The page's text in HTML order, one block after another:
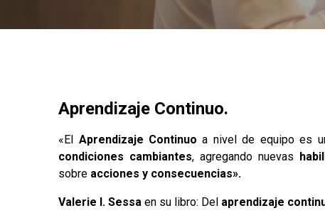
Aprendizaje Continuo.
«El Aprendizaje Continuo a nivel de equipo es
condiciones cambiantes, agregando nuevas
sobre acciones y consecuencias».
Valerie I. Sessa en su libro: Del aprendizaje